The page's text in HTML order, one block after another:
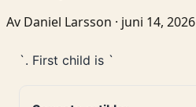
Av Daniel Larsson · juni 14, 2026
`. First child is `